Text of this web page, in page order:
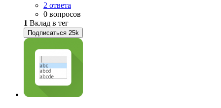
2 ответа
0 вопросов
1 Вклад в тег
Подписаться 25k